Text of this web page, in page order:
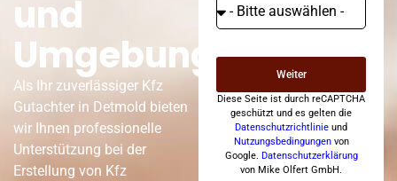
und
Umgebung
Als Ihr zuverlässiger Kfz
Gutachter in Detmold bieten
wir Ihnen professionelle
Unterstützung bei der
Erstellung von Kfz
Weiter
Diese Seite ist durch reCAPTCHA
geschützt und es gelten die
Datenschutzrichtlinie und
Nutzungsbedingungenvon
Google. Datenschutzerklärung
von Mike Olfert GmbH.